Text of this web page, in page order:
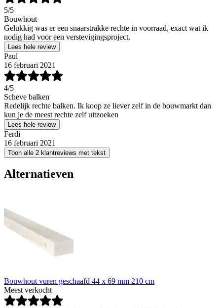
5/5
Bouwhout
Gelukkig was er een snaarstrakke rechte in voorraad, exact wat ik
nodig had voor een verstevigingsproject.
Lees hele review
Paul
16 februari 2021
4/5
Scheve balken
Redelijk rechte balken. Ik koop ze liever zelf in de bouwmarkt dan
kun je de meest rechte zelf uitzoeken
Lees hele review
Ferdi
16 februari 2021
Toon alle 2 klantreviews met tekst
Alternatieven
Bouwhout vuren geschaafd 44 x 69 mm 210 cm
Meest verkocht